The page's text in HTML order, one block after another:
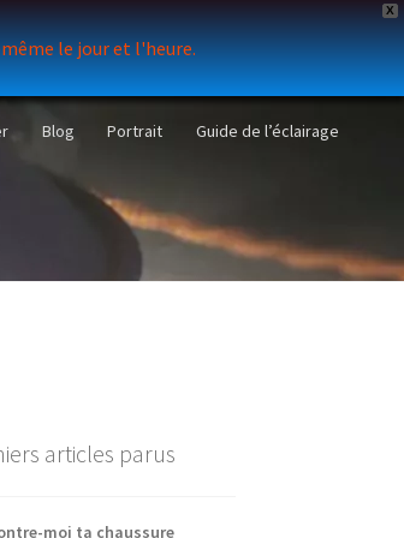
X
le jour et l'heure.
Blog Portrait Guide de l’éclairage
articles parus
moi ta chaussure